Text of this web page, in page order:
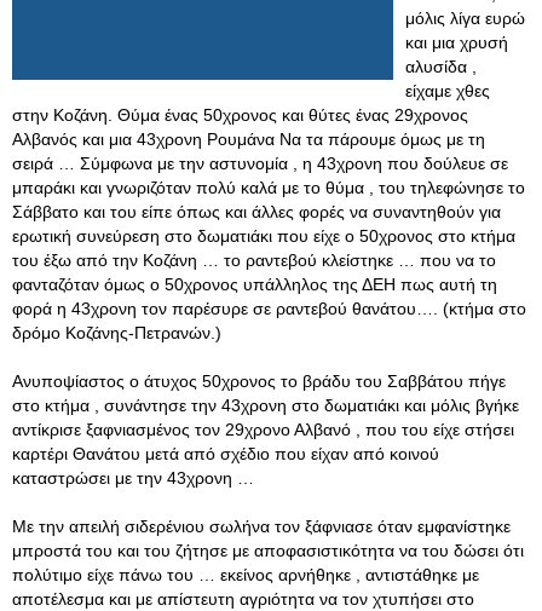
μόλις λίγα ευρώ
και μια χρυσή
αλυσίδα ,
είχαμε χθες
στην Κοζάνη. Θύμα ένας 50χρονος και θύτες ένας 29χρονος
Αλβανός και μια 43χρονη Ρουμάνα Να τα πάρουμε όμως με τη
σειρά … Σύμφωνα με την αστυνομία , η 43χρονη που δούλευε σε
μπαράκι και γνωριζόταν πολύ καλά με το θύμα , του τηλεφώνησε το
Σάββατο και του είπε όπως και άλλες φορές να συναντηθούν για
ερωτική συνεύρεση στο δωματιάκι που είχε ο 50χρονος στο κτήμα
του έξω από την Κοζάνη … το ραντεβού κλείστηκε … που να το
φανταζόταν όμως ο 50χρονος υπάλληλος της ΔΕΗ πως αυτή τη
φορά η 43χρονη τον παρέσυρε σε ραντεβού θανάτου…. (κτήμα στο
δρόμο Κοζάνης-Πετρανών.)
Ανυποψίαστος ο άτυχος 50χρονος το βράδυ του Σαββάτου πήγε
στο κτήμα , συνάντησε την 43χρονη στο δωματιάκι και μόλις βγήκε
αντίκρισε ξαφνιασμένος τον 29χρονο Αλβανό , που του είχε στήσει
καρτέρι Θανάτου μετά από σχέδιο που είχαν από κοινού
καταστρώσει με την 43χρονη …
Με την απειλή σιδερένιου σωλήνα τον ξάφνιασε όταν εμφανίστηκε
μπροστά του και του ζήτησε με αποφασιστικότητα να του δώσει ότι
πολύτιμο είχε πάνω του … εκείνος αρνήθηκε , αντιστάθηκε με
αποτέλεσμα και με απίστευτη αγριότητα να τον χτυπήσει στο